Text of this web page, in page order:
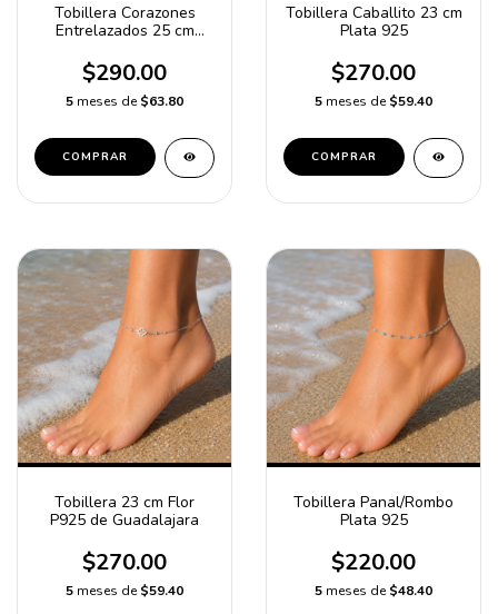
Tobillera Corazones
Entrelazados 25 cm
$290.00
5 meses de$63.80
COMPRAR
Tobillera Caballito 23 cm
Plata 925
$270.00
5 meses de$59.40
COMPRAR
Tobillera 23 cm Flor
P925 de Guadalajara
$270.00
5 meses de$59.40
Tobillera Panal/Rombo
Plata 925
$220.00
5 meses de$48.40